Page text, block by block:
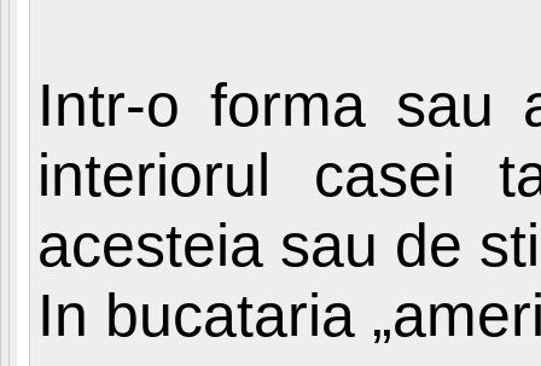
Intr-o forma sau
interiorul casei
acesteia sau de
In bucataria